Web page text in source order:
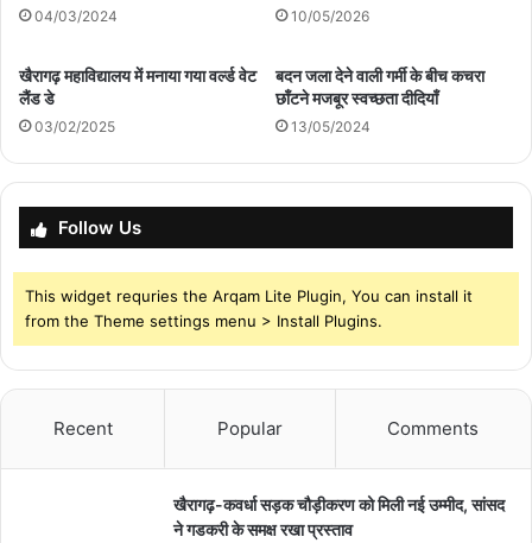
04/03/2024 10/05/2026
खैरागढ़ महाविद्यालय में मनाया गया वर्ल्ड वेट
लैंड डे
03/02/2025
बदन जला देने वाली गर्मी के बीच कचरा
छाँटने मजबूर स्वच्छता दीदियाँ
13/05/2024
Follow Us
This widget requries the Arqam Lite Plugin, You can install it
from the Theme settings menu > Install Plugins.
Recent Popular Comments
खैरागढ़-कवर्धा सड़क चौड़ीकरण को मिली नई उम्मीद, सांसद
ने गडकरी के समक्ष रखा प्रस्ताव